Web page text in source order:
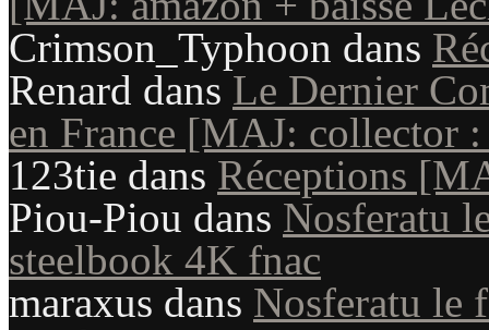
Crimson_Typhoon dans
Renard dans Le Dernier
en France [MAJ: collector
123tie dans Réceptions
Piou-Piou dans Nosferatu
steelbook 4K fnac
maraxus dans Nosferatu le